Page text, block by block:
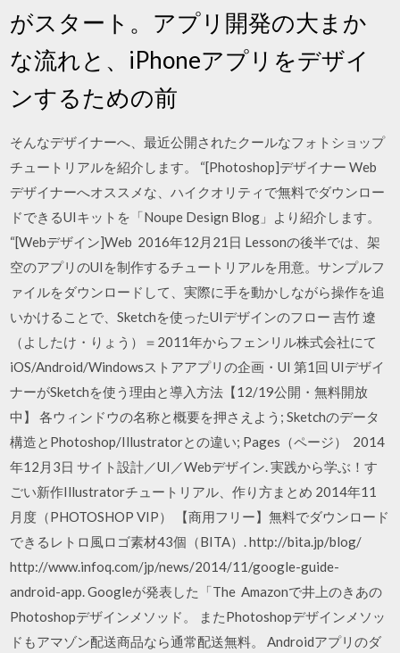
がスタート。アプリ開発の大まか
な流れと、iPhoneアプリをデザイ
ンするための前
そんなデザイナーへ、最近公開されたクールなフォトショップ
チュートリアルを紹介します。 “[Photoshop]デザイナー Web
デザイナーへオススメな、ハイクオリティで無料でダウンロー
ドできるUIキットを「Noupe Design Blog」より紹介します。
“[Webデザイン]Web 2016年12月21日 Lessonの後半では、架
空のアプリのUIを制作するチュートリアルを用意。サンプルフ
ァイルをダウンロードして、実際に手を動かしながら操作を追
いかけることで、Sketchを使ったUIデザインのフロー 吉竹 遼
（よしたけ・りょう）＝2011年からフェンリル株式会社にて
iOS/Android/Windowsストアアプリの企画・UI 第1回 UIデザイ
ナーがSketchを使う理由と導入方法【12/19公開・無料開放
中】 各ウィンドウの名称と概要を押さえよう; Sketchのデータ
構造とPhotoshop/Illustratorとの違い; Pages（ページ） 2014
年12月3日 サイト設計／UI／Webデザイン. 実践から学ぶ！す
ごい新作Illustratorチュートリアル、作り方まとめ 2014年11
月度（PHOTOSHOP VIP） 【商用フリー】無料でダウンロード
できるレトロ風ロゴ素材43個（BITA）. http://bita.jp/blog/
http://www.infoq.com/jp/news/2014/11/google-guide-
android-app. Googleが発表した「The Amazonで井上のきあの
Photoshopデザインメソッド。 またPhotoshopデザインメソッ
ドもアマゾン配送商品なら通常配送無料。 Androidアプリのダ